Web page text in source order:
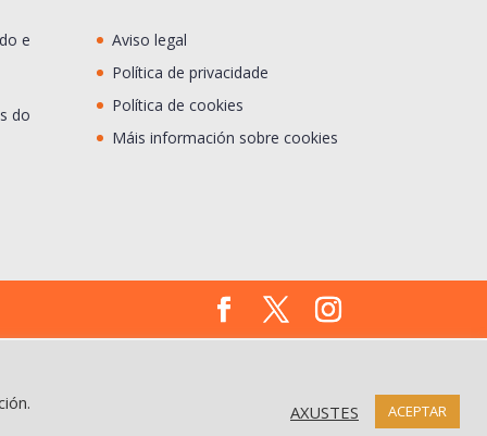
e
do
Aviso legal
Política de privacidade
Política de cookies
Máis información sobre cookies
AXUSTES ACEPTAR